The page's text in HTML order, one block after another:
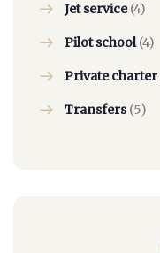
Jet service(4)
Pilot school(4)
Private charter
Transfers(5)